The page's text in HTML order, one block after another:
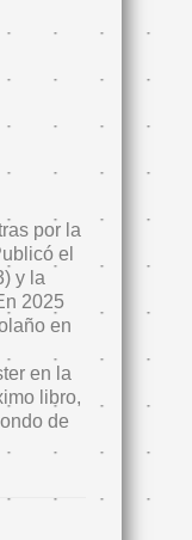
por la
el
y la
2025
en
en la
libro,
de